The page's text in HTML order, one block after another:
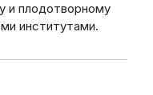
и плодотворному
институтами.